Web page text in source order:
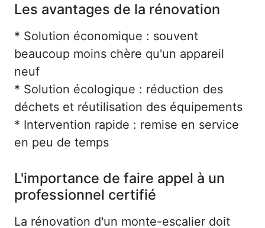
Les avantages de la rénovation
* Solution économique : souvent
beaucoup moins chère qu'un appareil
neuf
* Solution écologique : réduction des
déchets et réutilisation des équipements
* Intervention rapide : remise en service
en peu de temps
L'importance de faire appel à un
professionnel certifié
La rénovation d'un monte-escalier doit